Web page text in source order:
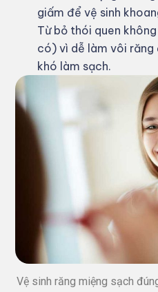
giấm để vệ sinh
Từ bỏ thói quen
có) vì dễ làm vôi răng
khó làm sạch.
Vệ sinh răng miệng sạch